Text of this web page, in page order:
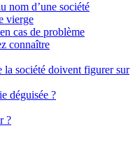
nom d’une société
vierge
cas de problème
connaître
la société doivent figurer sur
déguisée ?
?